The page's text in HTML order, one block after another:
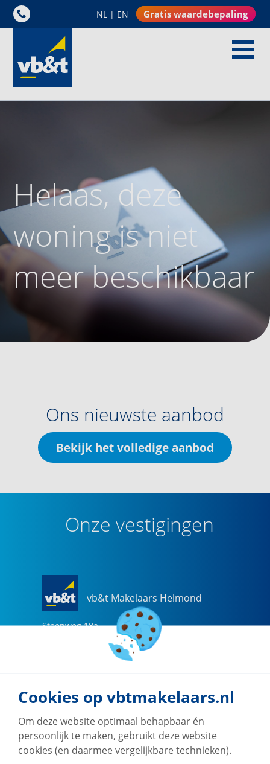
NL | EN Gratis waardebepaling
Helaas, deze
woning is niet
meer beschikbaar
Ons nieuwste aanbod
Bekijk het volledige aanbod
Onze vestigingen
vb&t Makelaars Helmond
Steenweg 18a
helmond@vbtmakelaars.nl
Naar vestiging
Cookies op vbtmakelaars.nl
Om deze website optimaal behapbaar én
persoonlijk te maken, gebruikt deze website
cookies (en daarmee vergelijkbare technieken).